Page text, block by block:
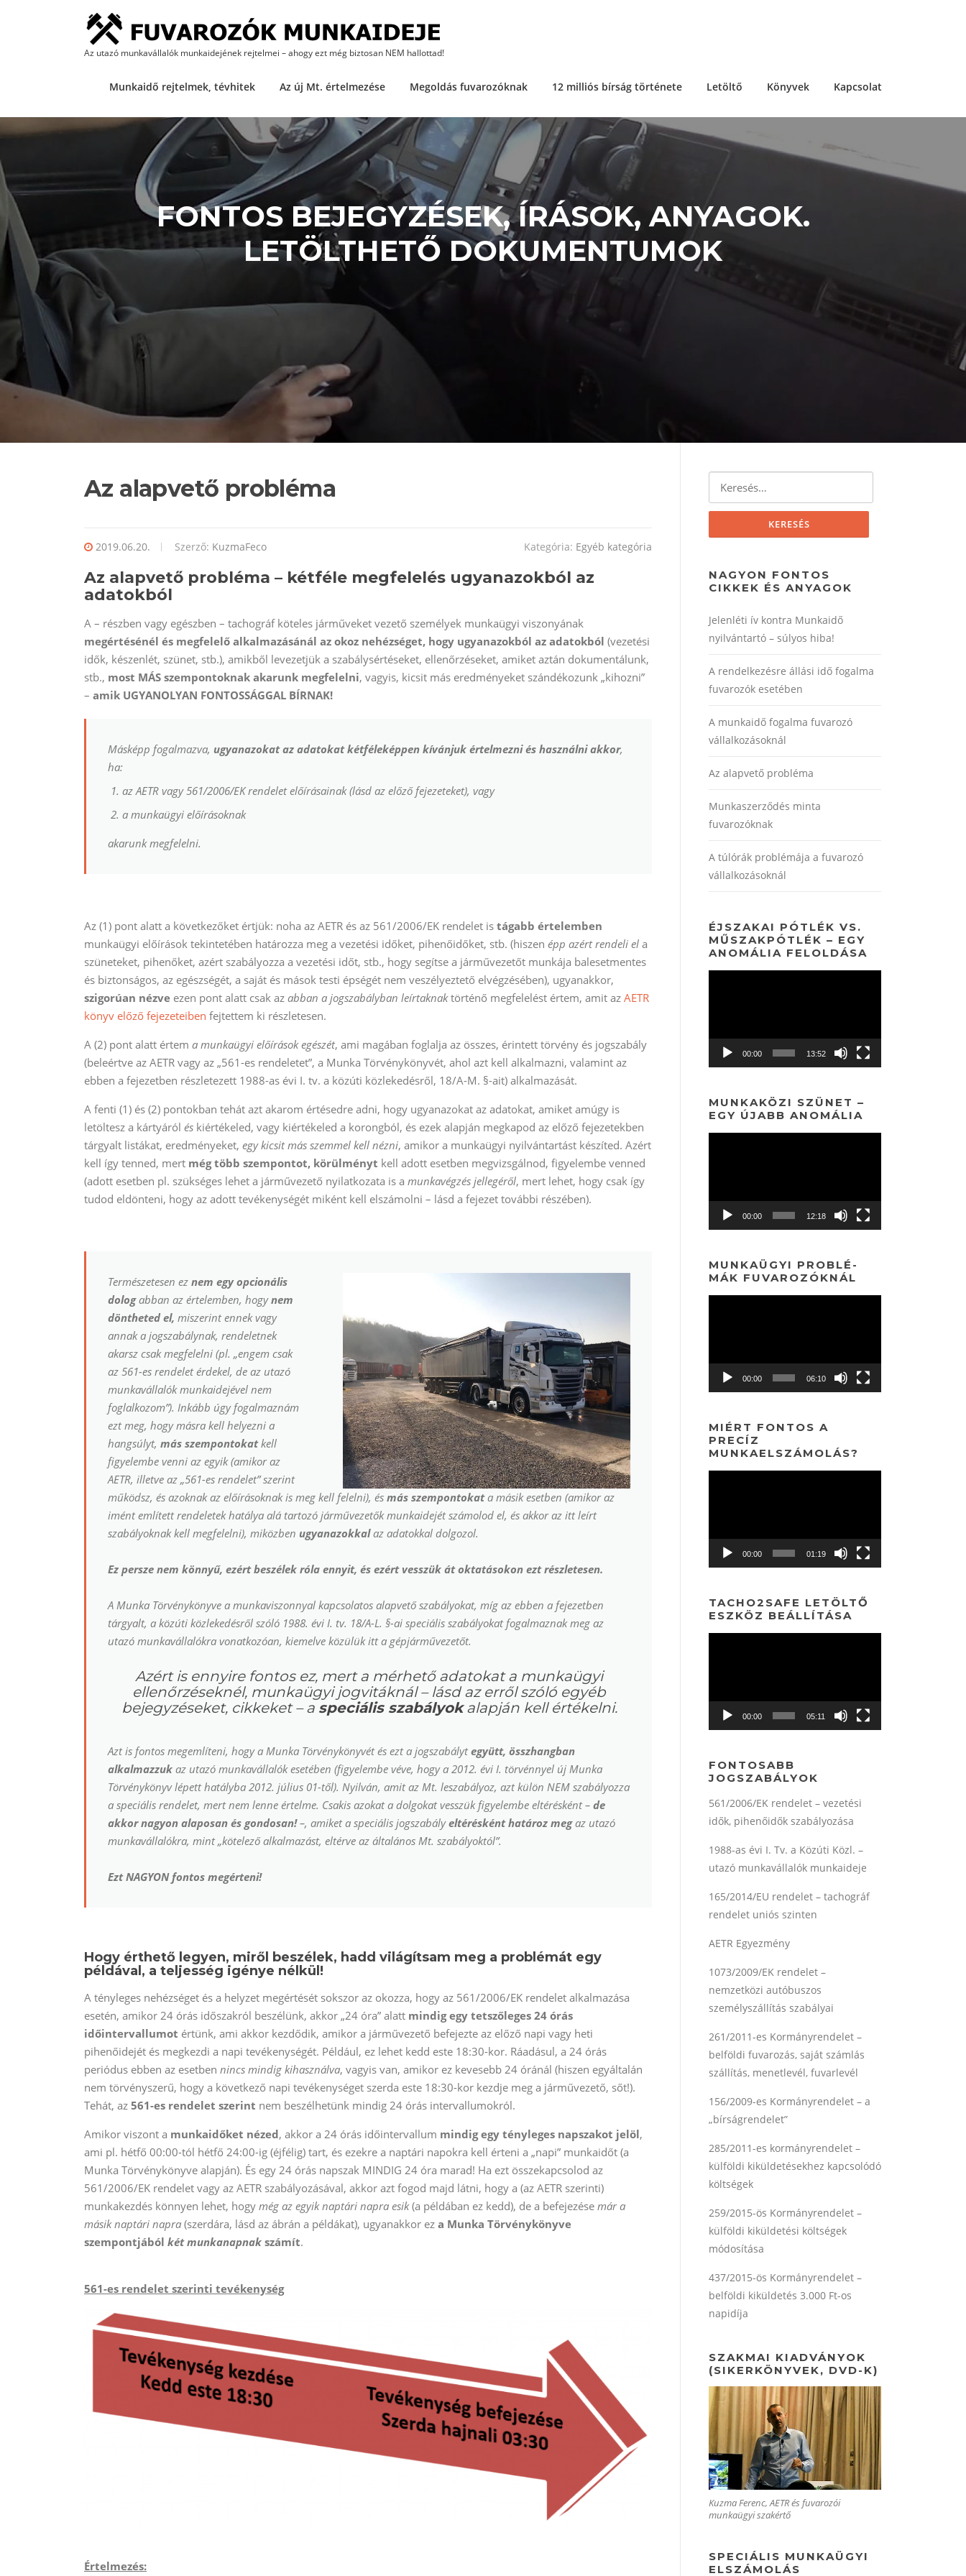
Az utazó munkavállalók munkaidejének rejtelmei – ahogy ezt még biztosan NEM hallottad!
Munkaidő rejtelmek, tévhitek Az új Mt. értelmezése Megoldás fuvarozóknak 12 milliós bírság története Letöltő Könyvek Kapcsolat
FONTOS BEJEGYZÉSEK, ÍRÁSOK, ANYAGOK.
LETÖLTHETŐ DOKUMENTUMOK
Az alapvető probléma
2019.06.20. Szerző: KuzmaFeco Kategória: Egyéb kategória
Az alapvető probléma – kétféle megfelelés ugyanazokból az
adatokból
A – részben vagy egészben – tachográf köteles járműveket vezető személyek munkaügyi viszonyának
megértésénél és megfelelő alkalmazásánál az okoz nehézséget, hogy ugyanazokból az adatokból (vezetési
idők, készenlét, szünet, stb.), amikből levezetjük a szabálysértéseket, ellenőrzéseket, amiket aztán dokumentálunk,
stb., most MÁS szempontoknak akarunk megfelelni, vagyis, kicsit más eredményeket szándékozunk „kihozni”
– amik UGYANOLYAN FONTOSSÁGGAL BÍRNAK!
Másképp fogalmazva, ugyanazokat az adatokat kétféleképpen kívánjuk értelmezni és használni akkor,
ha:
az AETR vagy 561/2006/EK rendelet előírásainak (lásd az előző fejezeteket), vagy
a munkaügyi előírásoknak
akarunk megfelelni.
Az (1) pont alatt a következőket értjük: noha az AETR és az 561/2006/EK rendelet is tágabb értelemben
munkaügyi előírások tekintetében határozza meg a vezetési időket, pihenőidőket, stb. (hiszen épp azért rendeli el a
szüneteket, pihenőket, azért szabályozza a vezetési időt, stb., hogy segítse a járművezetőt munkája balesetmentes
és biztonságos, az egészségét, a saját és mások testi épségét nem veszélyeztető elvégzésében), ugyanakkor,
szigorúan nézve ezen pont alatt csak az abban a jogszabályban leírtaknaktörténő megfelelést értem, amit az AETR
könyv előző fejezeteiben fejtettem ki részletesen.
A (2) pont alatt értem a munkaügyi előírások egészét, ami magában foglalja az összes, érintett törvény és jogszabály
(beleértve az AETR vagy az „561-es rendeletet”, a Munka Törvénykönyvét, ahol azt kell alkalmazni, valamint az
ebben a fejezetben részletezett 1988-as évi I. tv. a közúti közlekedésről, 18/A-M. §-ait) alkalmazását.
A fenti (1) és (2) pontokban tehát azt akarom értésedre adni, hogy ugyanazokat az adatokat, amiket amúgy is
letöltesz a kártyáról és kiértékeled, vagy kiértékeled a korongból, és ezek alapján megkapod az előző fejezetekben
tárgyalt listákat, eredményeket, egy kicsit más szemmel kell nézni, amikor a munkaügyi nyilvántartást készíted. Azért
kell így tenned, mert még több szempontot, körülményt kell adott esetben megvizsgálnod, figyelembe venned
(adott esetben pl. szükséges lehet a járművezető nyilatkozata is a munkavégzés jellegéről, mert lehet, hogy csak így
tudod eldönteni, hogy az adott tevékenységét miként kell elszámolni – lásd a fejezet további részében).
Természetesen ez nem egy opcionális
dologabban az értelemben, hogynem
döntheted el, miszerint ennek vagy
annak a jogszabálynak, rendeletnek
akarsz csak megfelelni (pl. „engem csak
az 561-es rendelet érdekel, de az utazó
munkavállalók munkaidejével nem
foglalkozom”). Inkább úgy fogalmaznám
ezt meg, hogy másra kell helyezni a
hangsúlyt, más szempontokatkell
figyelembe venni az egyik (amikor az
AETR, illetve az „561-es rendelet” szerint
működsz, és azoknak az előírásoknak is meg kell felelni), és más szempontokata másik esetben (amikor az
imént említett rendeletek hatálya alá tartozó járművezetőkmunkaidejétszámolod el, és akkor az itt leírt
szabályoknak kell megfelelni), miközben ugyanazokkalaz adatokkal dolgozol.
Ez persze nem könnyű, ezért beszélek róla ennyit, és ezért vesszük át oktatásokon ezt részletesen.
A Munka Törvénykönyve a munkaviszonnyal kapcsolatos alapvető szabályokat, míg az ebben a fejezetben
tárgyalt, a közúti közlekedésről szóló 1988. évi I. tv. 18/A-L. §-ai speciális szabályokat fogalmaznak meg az
utazó munkavállalókra vonatkozóan, kiemelve közülük itt a gépjárművezetőt.
Azért is ennyire fontos ez, mert a mérhető adatokat a munkaügyi
ellenőrzéseknél, munkaügyi jogvitáknál – lásd az erről szóló egyéb
bejegyzéseket, cikkeket – a speciális szabályokalapján kell értékelni.
Azt is fontos megemlíteni, hogy a Munka Törvénykönyvét és ezt a jogszabálytegyütt, összhangban
alkalmazzuk az utazó munkavállalók esetében (figyelembe véve, hogy a 2012. évi I. törvénnyel új Munka
Törvénykönyv lépett hatályba 2012. július 01-től). Nyilván, amit az Mt. leszabályoz, azt külön NEM szabályozza
a speciális rendelet, mert nem lenne értelme. Csakis azokat a dolgokat vesszük figyelembe eltérésként – de
akkor nagyon alaposan és gondosan!–, amiket a speciális jogszabályeltérésként határoz megaz utazó
munkavállalókra, mint„kötelező alkalmazást, eltérve az általános Mt. szabályoktól”.
Ezt NAGYON fontos megérteni!
Hogy érthető legyen, miről beszélek, hadd világítsam meg a problémát egy
példával, a teljesség igénye nélkül!
A tényleges nehézséget és a helyzet megértését sokszor az okozza, hogy az 561/2006/EK rendelet alkalmazása
esetén, amikor 24 órás időszakról beszélünk, akkor „24 óra” alatt mindig egy tetszőleges 24 órás
időintervallumot értünk, ami akkor kezdődik, amikor a járművezető befejezte az előző napi vagy heti
pihenőidejét és megkezdi a napi tevékenységét. Például, ez lehet kedd este 18:30-kor. Ráadásul, a 24 órás
periódus ebben az esetben nincs mindig kihasználva, vagyis van, amikor ez kevesebb 24 óránál (hiszen egyáltalán
nem törvényszerű, hogy a következő napi tevékenységet szerda este 18:30-kor kezdje meg a járművezető, sőt!).
Tehát, az 561-es rendelet szerint nem beszélhetünk mindig 24 órás intervallumokról.
Amikor viszont a munkaidőket nézed, akkor a 24 órás időintervallum mindig egy tényleges napszakot jelöl,
ami pl. hétfő 00:00-tól hétfő 24:00-ig (éjfélig) tart, és ezekre a naptári napokra kell érteni a „napi” munkaidőt (a
Munka Törvénykönyve alapján). És egy 24 órás napszak MINDIG 24 óra marad! Ha ezt összekapcsolod az
561/2006/EK rendelet vagy az AETR szabályozásával, akkor azt fogod majd látni, hogy a (az AETR szerinti)
munkakezdés könnyen lehet, hogy még az egyik naptári napra esik(a példában ez kedd), de a befejezése már a
másik naptári napra (szerdára, lásd az ábrán a példákat), ugyanakkor ez a Munka Törvénykönyve
szempontjából két munkanapnak számít.
561-es rendelet szerinti tevékenység
Értelmezés:
NAGYON FONTOS
CIKKEK ÉS ANYAGOK
Jelenléti ív kontra Munkaidő
nyilvántartó – súlyos hiba!
A rendelkezésre állási idő fogalma
fuvarozók esetében
A munkaidő fogalma fuvarozó
vállalkozásoknál
Az alapvető probléma
Munkaszerződés minta
fuvarozóknak
A túlórák problémája a fuvarozó
vállalkozásoknál
ÉJSZAKAI PÓTLÉK VS.
MŰSZAKPÓTLÉK – EGY
ANOMÁLIA FELOLDÁSA
00:00 13:52
MUNKAKÖZI SZÜNET –
EGY ÚJABB ANOMÁLIA
00:00 12:18
MUNKAÜGYI PROBLÉ-
MÁK FUVAROZÓKNÁL
00:00 06:10
MIÉRT FONTOS A
PRECÍZ
MUNKAELSZÁMOLÁS?
00:00 01:19
TACHO2SAFE LETÖLTŐ
ESZKÖZ BEÁLLÍTÁSA
00:00 05:11
FONTOSABB
JOGSZABÁLYOK
561/2006/EK rendelet – vezetési
idők, pihenőidők szabályozása
1988-as évi I. Tv. a Közúti Közl. –
utazó munkavállalók munkaideje
165/2014/EU rendelet – tachográf
rendelet uniós szinten
AETR Egyezmény
1073/2009/EK rendelet –
nemzetközi autóbuszos
személyszállítás szabályai
261/2011-es Kormányrendelet –
belföldi fuvarozás, saját számlás
szállítás, menetlevél, fuvarlevél
156/2009-es Kormányrendelet – a
„bírságrendelet”
285/2011-es kormányrendelet –
külföldi kiküldetésekhez kapcsolódó
költségek
259/2015-ös Kormányrendelet –
külföldi kiküldetési költségek
módosítása
437/2015-ös Kormányrendelet –
belföldi kiküldetés 3.000 Ft-os
napidíja
SZAKMAI KIADVÁNYOK
(SIKERKÖNYVEK, DVD-K)
Kuzma Ferenc, AETR és fuvarozói
munkaügyi szakértő
SPECIÁLIS MUNKAÜGYI
ELSZÁMOLÁS